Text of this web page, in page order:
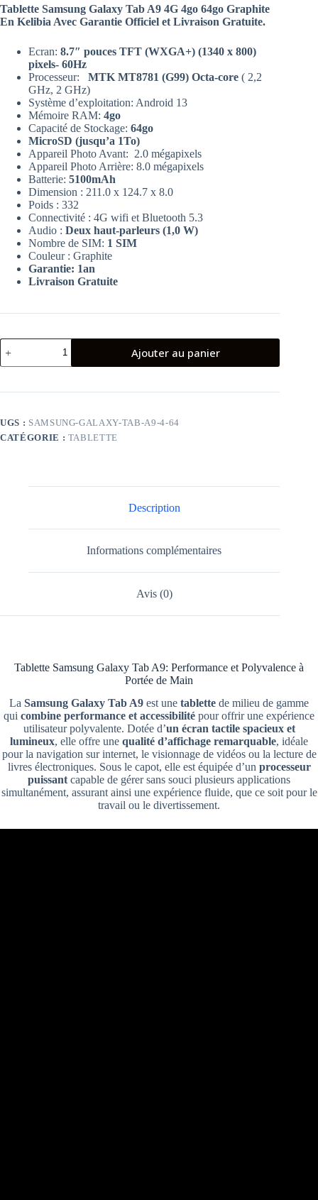
Tablette Samsung Galaxy Tab A9 4G 4go 64go Graphite
En Kelibia Avec Garantie Officiel et Livraison Gratuite.
Ecran: 8.7″ pouces TFT (WXGA+) (1340 x 800)
pixels- 60Hz
Processeur: MTK MT8781 (G99) Octa-core ( 2,2
GHz, 2 GHz)
Système d’exploitation: Android 13
Mémoire RAM: 4go
Capacité de Stockage: 64go
MicroSD (jusqu’a 1To)
Appareil Photo Avant: 2.0 mégapixels
Appareil Photo Arrière: 8.0 mégapixels
Batterie: 5100mAh
Dimension : 211.0 x 124.7 x 8.0
Poids : 332
Connectivité : 4G wifi et Bluetooth 5.3
Audio : Deux haut-parleurs (1,0 W)
Nombre de SIM: 1 SIM
Couleur : Graphite
Garantie: 1an
Livraison Gratuite
quantité
de
Tablette
Galaxy
4G
4Go
Ajouter au panier
UGS : SAMSUNG-GALAXY-TAB-A9-4-64
CATÉGORIE : TABLETTE
Description
Informations complémentaires
Avis (0)
Tablette Samsung Galaxy Tab A9: Performance et Polyvalence à
Portée de Main
La Samsung Galaxy Tab A9 est une tablette de milieu de gamme
qui combine performance et accessibilité pour offrir une expérience
utilisateur polyvalente. Dotée d’un écran tactile spacieux et
lumineux, elle offre une qualité d’affichage remarquable, idéale
pour la navigation sur internet, le visionnage de vidéos ou la lecture de
livres électroniques. Sous le capot, elle est équipée d’unprocesseur
puissantcapable de gérer sans souci plusieurs applications
simultanément, assurant ainsi une expérience fluide, que ce soit pour le
travail ou le divertissement.